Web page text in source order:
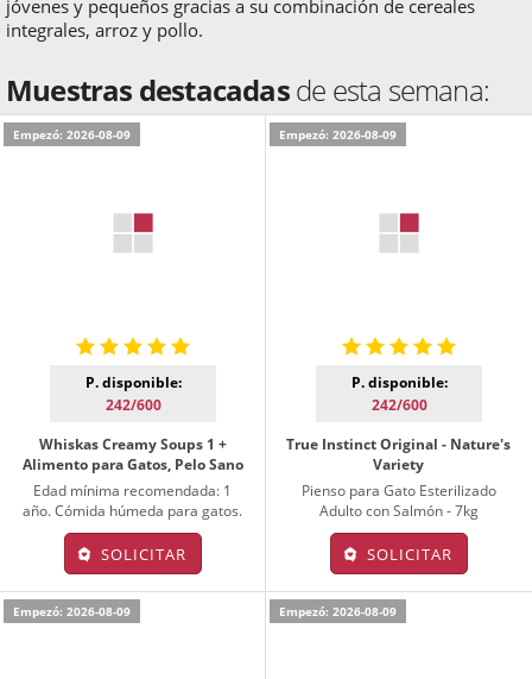
jóvenes y pequeños gracias a su combinación de cereales
integrales, arroz y pollo.
Muestras destacadasde esta semana:
Empezó: 2026-08-09
P. disponible:
242/600
Whiskas Creamy Soups 1 +
Alimento para Gatos, Pelo Sano
Edad mínima recomendada: 1
año. Cómida húmeda para gatos.
SOLICITAR
Empezó: 2026-08-09
P. disponible:
242/600
True Instinct Original - Nature's
Variety
Pienso para Gato Esterilizado
Adulto con Salmón - 7kg
SOLICITAR
Empezó: 2026-08-09 Empezó: 2026-08-09